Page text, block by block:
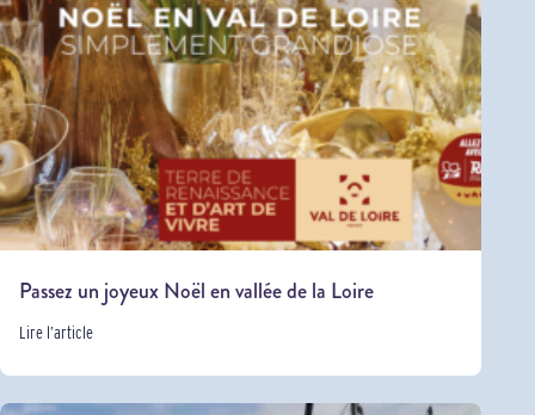
Passez un joyeux Noël en vallée de la Loire
Lire l’article